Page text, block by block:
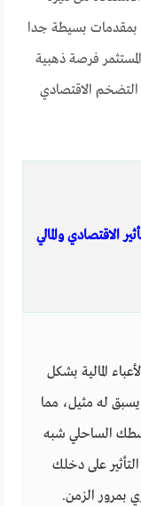
بمقدمات بسيطة جدا
فرصة ذهبية
الاقتصادي
الاقتصادي والمالي
المالية بشكل
له مثيل، مما
الساحلي شبه
على دخلك
بمرور الزمن.